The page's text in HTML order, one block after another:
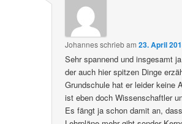
Johannesschriebam23. April
Sehr spannend und insgesamt
der auch hier spitzen Dinge
Grundschule hat er leider keine
ist eben doch Wissenschaftler
Es fängt ja schon damit an,